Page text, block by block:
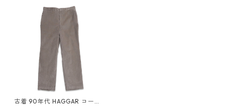
古着 90年代 HAGGAR コーデ